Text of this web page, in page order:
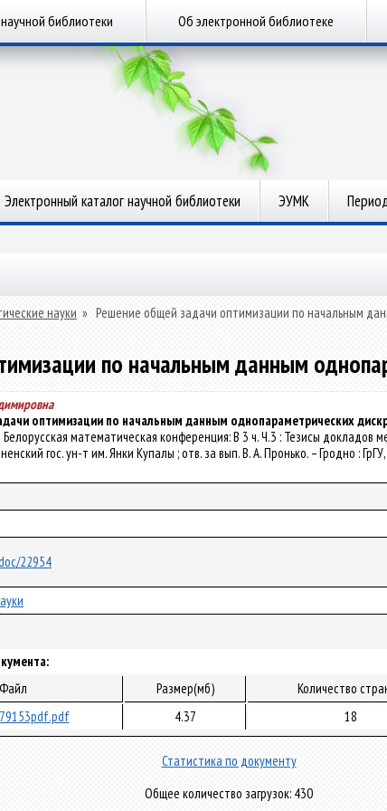
библиотеки Об электронной библиотеке
Электронный каталог научной библиотеки ЭУМК
науки » Решение общей задачи оптимизации по начальным
по начальным данным
оптимизации по начальным данным однопараметрических
Белорусская математическая конференция: В 3 ч. Ч.3 : Тезисы
гос. ун-т им. Янки Купалы ; отв. за вып. В. А. Пронько. – Гродно :
22954
Файл
Размер(мб) Количество
4.37 18
Статистика по документу
Общее количество загрузок: 430